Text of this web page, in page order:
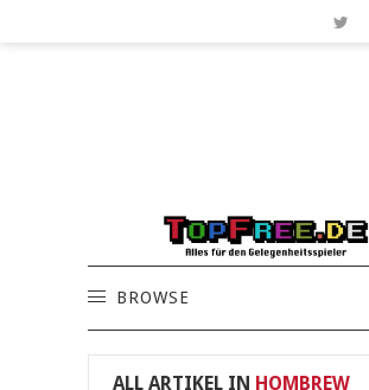
BROWSE
ALL ARTIKEL IN HOMBREW